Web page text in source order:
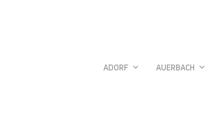
ADORF AUERBACH